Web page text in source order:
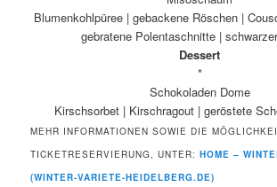
Blumenkohlpüree | gebackene Röschen |
gebratene Polentaschnitte |
Dessert
*
Schokoladen Dome
Kirschsorbet | Kirschragout | geröstete
MEHR INFORMATIONEN SOWIE DIE
TICKETRESERVIERUNG, UNTER:HOME –
(WINTER-VARIETE-HEIDELBERG.DE)